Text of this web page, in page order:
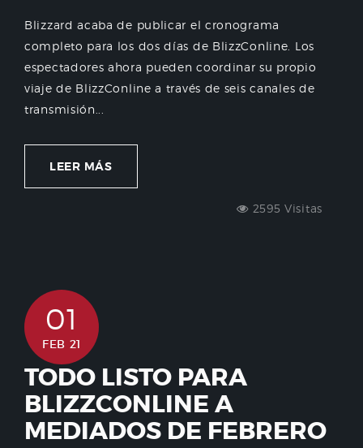
Blizzard acaba de publicar el cronograma
completo para los dos días de BlizzConline. Los
espectadores ahora pueden coordinar su propio
viaje de BlizzConline a través de seis canales de
transmisión...
LEER MÁS
2595 Visitas
01
FEB 21
TODO LISTO PARA
BLIZZCONLINE A
MEDIADOS DE FEBRERO